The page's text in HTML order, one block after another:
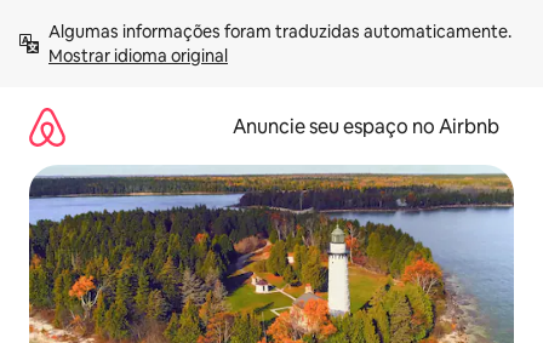
para
Mostrar idioma original
Anuncie seu espaço no Airbnb